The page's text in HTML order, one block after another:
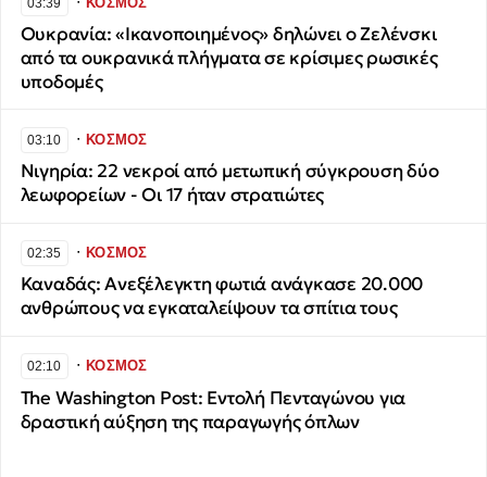
Ουκρανία: «Ικανοποιημένος» δηλώνει ο Ζελένσκι
από τα ουκρανικά πλήγματα σε κρίσιμες ρωσικές
υποδομές
03:10 ∙ΚΟΣΜΟΣ
Νιγηρία: 22 νεκροί από μετωπική σύγκρουση δύο
λεωφορείων - Οι 17 ήταν στρατιώτες
02:35 ∙ΚΟΣΜΟΣ
Καναδάς: Ανεξέλεγκτη φωτιά ανάγκασε 20.000
ανθρώπους να εγκαταλείψουν τα σπίτια τους
02:10 ∙ΚΟΣΜΟΣ
The Washington Post: Εντολή Πενταγώνου για
δραστική αύξηση της παραγωγής όπλων